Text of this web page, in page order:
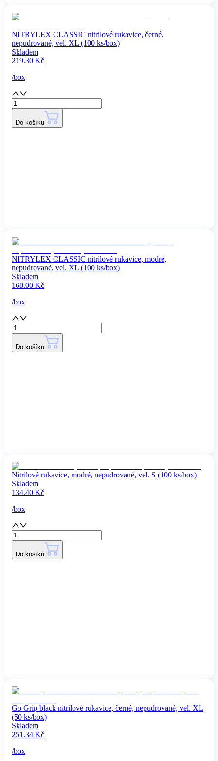
NITRYLEX CLASSIC nitrilové rukavice, černé,
nepudrované, vel. XL (100 ks/box)
Skladem
219.30 Kč
/box
Do košíku
NITRYLEX CLASSIC nitrilové rukavice, modré,
nepudrované, vel. XL (100 ks/box)
Skladem
168.00 Kč
/box
Do košíku
Nitrilové rukavice, modré, nepudrované, vel. S (100 ks/box)
Skladem
134.40 Kč
/box
Do košíku
Go Grip black nitrilové rukavice, černé, nepudrované, vel. XL
(50 ks/box)
Skladem
251.34 Kč
/box